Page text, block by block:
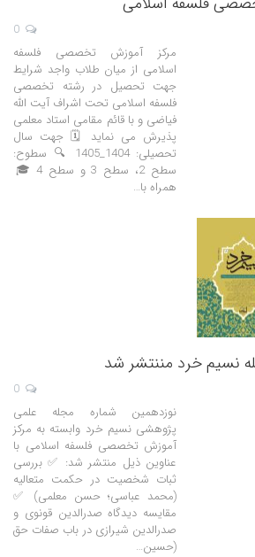
مرکز آموزش تخصصی فلسفه
اسلامی از میان طلاب واجد شرایط
جهت تحصیل در رشته تخصصی
فلسفه اسلامی تحت اشراف آیت الله
فیاضی و با قائم مقامی استاد معلمی
پذیرش می نماید 🗓 جهت سال
تحصیلی: 1404_1405 🔍 سطوح:
سطح 2، سطح 3 و سطح 4 🎓
همراه با…
نسیم خرد مننتشر شد
نوزدهمین شماره مجله علمی
پژوهشی نسیم خرد وابسته به مرکز
آموزش تخصصی فلسفه اسلامی با
عناوین ذیل منتشر شد: ✅ بررسی
ثبات شخصیت در حکمت متعالیه
(محمد عباسی؛ حسن معلمی) ✅
مقایسه دیدگاه صدرالدین قونوی و
صدرالدین شیرازی در باب صفات حق
(حسین…